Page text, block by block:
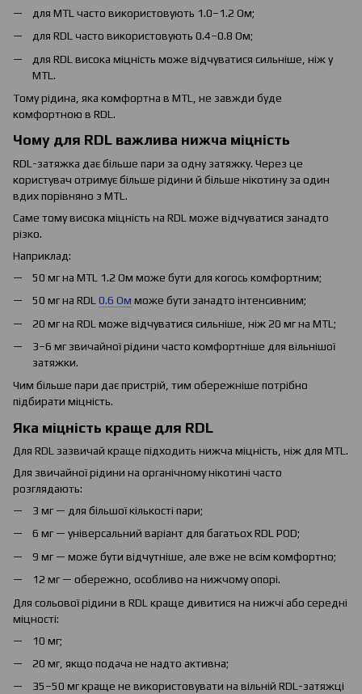
для MTL часто використовують 1.0–1.2 Ом;
для RDL часто використовують 0.4–0.8 Ом;
для RDL висока міцність може відчуватися сильніше, ніж у
MTL.
Тому рідина, яка комфортна в MTL, не завжди буде
комфортною в RDL.
Чому для RDL важлива нижча міцність
RDL-затяжка дає більше пари за одну затяжку. Через це
користувач отримує більше рідини й більше нікотину за один
вдих порівняно з MTL.
Саме тому висока міцність на RDL може відчуватися занадто
різко.
Наприклад:
50 мг на MTL 1.2 Ом може бути для когось комфортним;
50 мг на RDL0.6 Ом може бути занадто інтенсивним;
20 мг на RDL може відчуватися сильніше, ніж 20 мг на MTL;
3–6 мг звичайної рідини часто комфортніше для вільнішої
затяжки.
Чим більше пари дає пристрій, тим обережніше потрібно
підбирати міцність.
Яка міцність краще для RDL
Для RDL зазвичай краще підходить нижча міцність, ніж для MTL.
Для звичайної рідини на органічному нікотині часто
розглядають:
3 мг — для більшої кількості пари;
6 мг — універсальний варіант для багатьох RDL POD;
9 мг — може бути відчутніше, але вже не всім комфортно;
12 мг — обережно, особливо на нижчому опорі.
Для сольової рідини в RDL краще дивитися на нижчі або середні
міцності:
10 мг;
20 мг, якщо подача не надто активна;
35–50 мг краще не використовувати на вільній RDL-затяжці